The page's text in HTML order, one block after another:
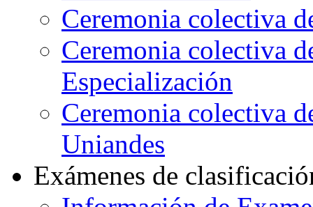
Ceremonia colectiva
Ceremonia colectiva
Especialización
Ceremonia colectiva
Uniandes
Exámenes de